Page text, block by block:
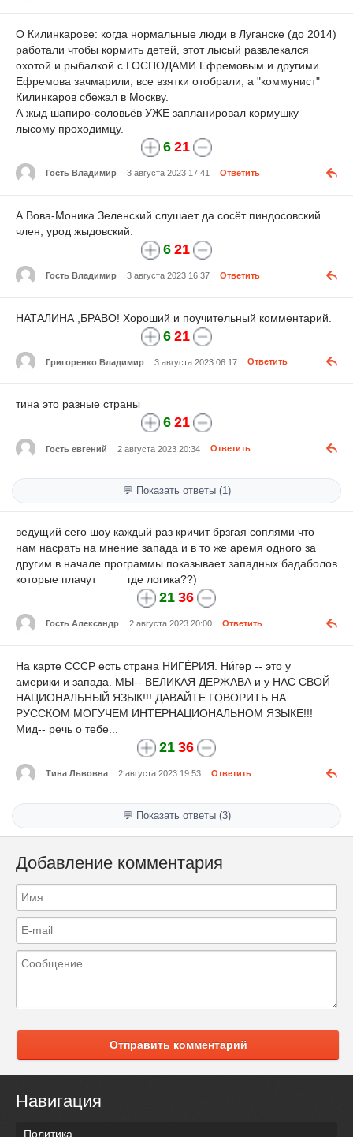
О Килинкарове: когда нормальные люди в Луганске (до 2014)
работали чтобы кормить детей, этот лысый развлекался
охотой и рыбалкой с ГОСПОДАМИ Ефремовым и другими.
Ефремова зачмарили, все взятки отобрали, а "коммунист"
Килинкаров сбежал в Москву.
А жыд шапиро-соловьёв УЖЕ запланировал кормушку
лысому проходимцу.
6 21
Гость Владимир 3 августа 2023 17:41 Ответить
А Вова-Моника Зеленский слушает да сосёт пиндосовский
член, урод жыдовский.
6 21
Гость Владимир 3 августа 2023 16:37 Ответить
НАТАЛИНА ,БРАВО! Хороший и поучительный комментарий.
6 21
Григоренко Владимир 3 августа 2023 06:17 Ответить
тина это разные страны
6 21
Гость евгений 2 августа 2023 20:34 Ответить
💬 Показать ответы (1)
ведущий сего шоу каждый раз кричит брзгая соплями что
нам насрать на мнение запада и в то же аремя одного за
другим в начале программы показывает западных бадаболов
которые плачут_____где логика??)
21 36
Гость Александр 2 августа 2023 20:00 Ответить
На карте СССР есть страна НИГЕ́РИЯ. Ни́гер -- это у
америки и запада. МЫ-- ВЕЛИКАЯ ДЕРЖАВА и у НАС СВОЙ
НАЦИОНАЛЬНЫЙ ЯЗЫК!!! ДАВАЙТЕ ГОВОРИТЬ НА
РУССКОМ МОГУЧЕМ ИНТЕРНАЦИОНАЛЬНОМ ЯЗЫКЕ!!!
Мид-- речь о тебе...
21 36
Тина Львовна 2 августа 2023 19:53 Ответить
💬 Показать ответы (3)
Добавление комментария
Отправить комментарий
Навигация
Политика